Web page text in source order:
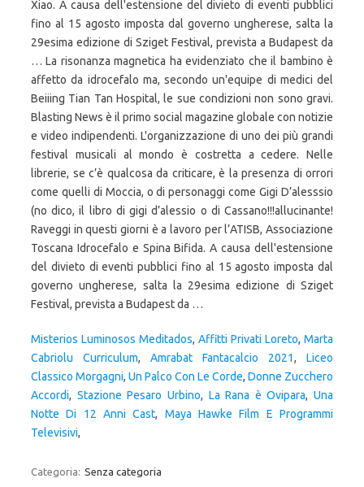
Xiao. A causa dell'estensione del divieto di eventi pubblici
fino al 15 agosto imposta dal governo ungherese, salta la
29esima edizione di Sziget Festival, prevista a Budapest da
… La risonanza magnetica ha evidenziato che il bambino è
affetto da idrocefalo ma, secondo un'equipe di medici del
Beiiing Tian Tan Hospital, le sue condizioni non sono gravi.
Blasting News è il primo social magazine globale con notizie
e video indipendenti. L'organizzazione di uno dei più grandi
festival musicali al mondo è costretta a cedere. Nelle
librerie, se c’è qualcosa da criticare, è la presenza di orrori
come quelli di Moccia, o di personaggi come Gigi D’alesssio
(no dico, il libro di gigi d’alessio o di Cassano!!!allucinante!
Raveggi in questi giorni è a lavoro per l’ATISB, Associazione
Toscana Idrocefalo e Spina Bifida. A causa dell'estensione
del divieto di eventi pubblici fino al 15 agosto imposta dal
governo ungherese, salta la 29esima edizione di Sziget
Festival, prevista a Budapest da …
Misterios Luminosos Meditados, Affitti Privati Loreto, Marta
Cabriolu Curriculum, Amrabat Fantacalcio 2021, Liceo
Classico Morgagni, Un Palco Con Le Corde, Donne Zucchero
Accordi, Stazione Pesaro Urbino, La Rana è Ovipara, Una
Notte Di 12 Anni Cast, Maya Hawke Film E Programmi
Televisivi,
Categoria: Senza categoria